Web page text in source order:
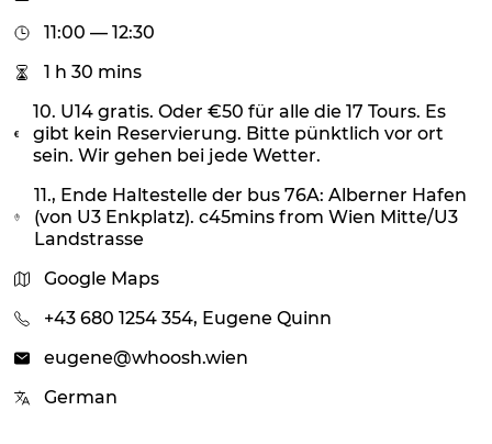
11:00 — 12:30
1 h 30 mins
10. U14 gratis. Oder €50 für alle die 17 Tours. Es
gibt kein Reservierung. Bitte pünktlich vor ort
sein. Wir gehen bei jede Wetter.
11., Ende Haltestelle der bus 76A: Alberner Hafen
(von U3 Enkplatz). c45mins from Wien Mitte/U3
Landstrasse
Google Maps
+43 680 1254 354, Eugene Quinn
eugene@whoosh.wien
German